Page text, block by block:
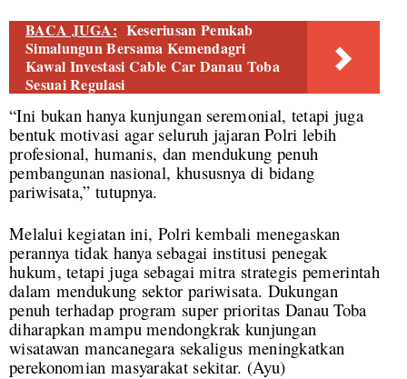
BACA JUGA: Keseriusan Pemkab
Simalungun Bersama Kemendagri
Kawal Investasi Cable Car Danau Toba
Sesuai Regulasi
“Ini bukan hanya kunjungan seremonial, tetapi juga
bentuk motivasi agar seluruh jajaran Polri lebih
profesional, humanis, dan mendukung penuh
pembangunan nasional, khususnya di bidang
pariwisata,” tutupnya.
Melalui kegiatan ini, Polri kembali menegaskan
perannya tidak hanya sebagai institusi penegak
hukum, tetapi juga sebagai mitra strategis pemerintah
dalam mendukung sektor pariwisata. Dukungan
penuh terhadap program super prioritas Danau Toba
diharapkan mampu mendongkrak kunjungan
wisatawan mancanegara sekaligus meningkatkan
perekonomian masyarakat sekitar. (Ayu)